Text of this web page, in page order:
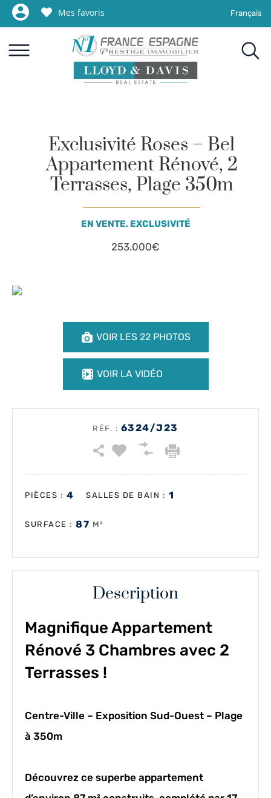
Mes favoris Français
Exclusivité Roses – Bel
Appartement Rénové, 2
Terrasses, Plage 350m
EN VENTE, EXCLUSIVITÉ
253.000€
VOIR LES 22 PHOTOS
VOIR LA VIDÉO
RÉF. : 6324/J23
PIÈCES : 4 SALLES DE BAIN : 1
SURFACE : 87 M²
Description
Magnifique Appartement
Rénové 3 Chambres avec 2
Terrasses !
Centre-Ville – Exposition Sud-Ouest – Plage
à 350m
Découvrez ce superbe appartement